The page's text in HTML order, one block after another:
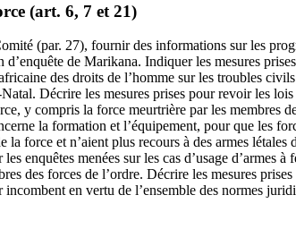
(art. 6, 7 et 21)
(par. 27), fournir des informations sur les
de Marikana. Indiquer les mesures
des droits de l’homme sur les troubles
Décrire les mesures prises pour revoir les
y compris la force meurtrière par les membres
la formation et l’équipement, pour que les
force et n’aient plus recours à des armes létales
enquêtes menées sur les cas d’usage d’armes à
des forces de l’ordre. Décrire les mesures
en vertu de l’ensemble des normes